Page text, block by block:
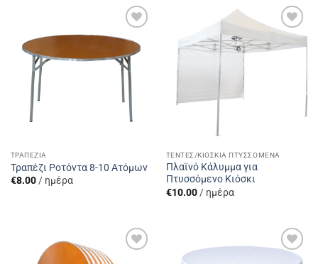
Add to
Wishlist
ΤΡΑΠΈΖΙΑ
Τραπέζι Ροτόντα 8-10 Ατόμων
€8.00/ ημέρα
Add to
Wishlist
ΤΈΝΤΕΣ/ΚΙΌΣΚΙΑ ΠΤΥΣΣΌΜΕΝΑ
Πλαϊνό Κάλυμμα για
Πτυσσόμενο Κιόσκι
€10.00/ ημέρα